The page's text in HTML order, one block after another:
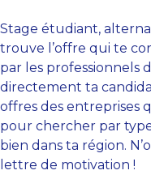
Stage étudiant,
trouve l’offre qui te
par les professionnels
directement ta
offres des entreprises
pour chercher par
bien dans ta région.
lettre de motivation !